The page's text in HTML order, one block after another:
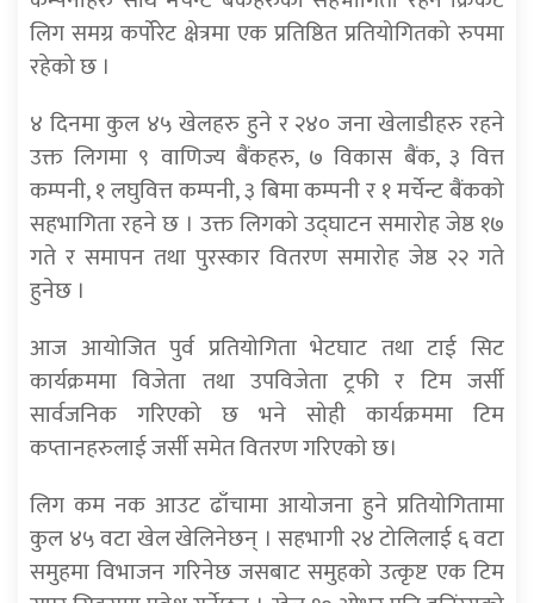
लिग समग्र कर्पोरेट क्षेत्रमा एक प्रतिष्ठित प्रतियोगितको रुपमा
रहेको छ ।
४ दिनमा कुल ४५ खेलहरु हुने र २४० जना खेलाडीहरु रहने
उक्त लिगमा ९ वाणिज्य बैंकहरु, ७ विकास बैंक, ३ वित्त
कम्पनी, १ लघुवित्त कम्पनी, ३ बिमा कम्पनी र १ मर्चेन्ट बैंकको
सहभागिता रहने छ । उक्त लिगको उद्घाटन समारोह जेष्ठ १७
गते र समापन तथा पुरस्कार वितरण समारोह जेष्ठ २२ गते
हुनेछ ।
आज आयोजित पुर्व प्रतियोगिता भेटघाट तथा टाई सिट
कार्यक्रममा विजेता तथा उपविजेता ट्रफी र टिम जर्सी
सार्वजनिक गरिएको छ भने सोही कार्यक्रममा टिम
कप्तानहरुलाई जर्सी समेत वितरण गरिएको छ।
लिग कम नक आउट ढाँचामा आयोजना हुने प्रतियोगितामा
कुल ४५ वटा खेल खेलिनेछन् । सहभागी २४ टोलिलाई ६ वटा
समुहमा विभाजन गरिनेछ जसबाट समुहको उत्कृष्ट एक टिम